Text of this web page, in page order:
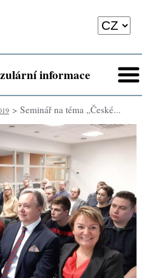
informace
> Seminář na téma „České...